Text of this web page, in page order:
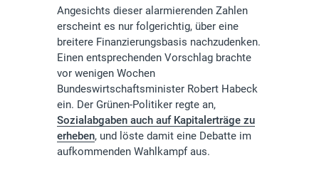
Angesichts dieser alarmierenden Zahlen
erscheint es nur folgerichtig, über eine
breitere Finanzierungsbasis nachzudenken.
Einen entsprechenden Vorschlag brachte
vor wenigen Wochen
Bundeswirtschaftsminister Robert Habeck
ein. Der Grünen-Politiker regte an,
Sozialabgaben auch auf Kapitalerträge zu
erheben, und löste damit eine Debatte im
aufkommenden Wahlkampf aus.